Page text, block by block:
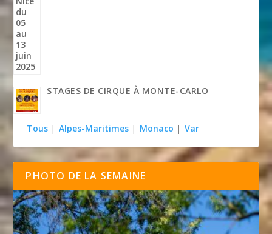
STAGES DE CIRQUE À MONTE-CARLO
Tous | Alpes-Maritimes | Monaco | Var
PHOTO DE LA SEMAINE